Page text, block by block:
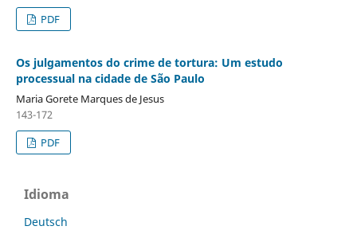
PDF
Os julgamentos do crime de tortura: Um estudo
processual na cidade de São Paulo
Maria Gorete Marques de Jesus
143-172
PDF
Idioma
Deutsch